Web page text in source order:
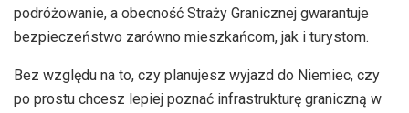
podróżowanie, a obecność Straży Granicznej gwarantuje
bezpieczeństwo zarówno mieszkańcom, jak i turystom.
Bez względu na to, czy planujesz wyjazd do Niemiec, czy
po prostu chcesz lepiej poznać infrastrukturę graniczną w